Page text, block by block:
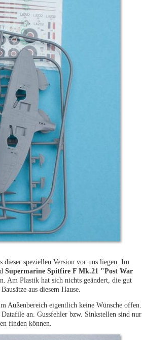
speziellen Version vor uns liegen. Im
Supermarine Spitfire F Mk.21 "Post War
Am Plastik hat sich nichts geändert, die gut
aus diesem Hause.
Außenbereich eigentlich keine Wünsche offen.
an. Gussfehler bzw. Sinkstellen sind nur
finden können.